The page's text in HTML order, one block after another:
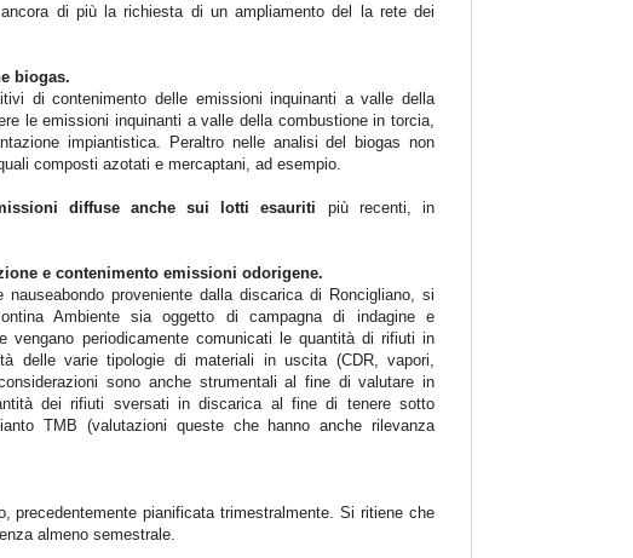
di più la richiesta di un ampliamento del la rete dei
biogas.
di contenimento delle emissioni inquinanti a valle della
le emissioni inquinanti a valle della combustione in torcia,
impiantistica. Peraltro nelle analisi del biogas non
composti azotati e mercaptani, ad esempio.
diffuse anche sui lotti esauriti più recenti, in
e contenimento emissioni odorigene.
proveniente dalla discarica di Roncigliano, si
Ambiente sia oggetto di campagna di indagine e
vengano periodicamente comunicati le quantità di rifiuti in
delle varie tipologie di materiali in uscita (CDR, vapori,
sono anche strumentali al fine di valutare in
dei rifiuti sversati in discarica al fine di tenere sotto
TMB (valutazioni queste che hanno anche rilevanza
precedentemente pianificata trimestralmente. Si ritiene che
almeno semestrale.